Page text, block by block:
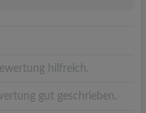
hilfreich.
gut geschrieben.